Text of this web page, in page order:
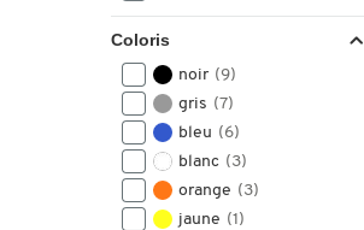
40 l/min, buse automatique
et couvercle à charnière
avec pompe électrique 24
V, 40 l/min, buse
automatique et couvercle à
charnière
avec pompe électrique
Coloris
noir (9)
gris (7)
bleu (6)
blanc (3)
orange (3)
jaune (1)